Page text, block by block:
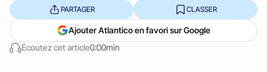
Écoutez cet article0:00min
PARTAGER CLASSER
Ajouter Atlantico en favori sur Google